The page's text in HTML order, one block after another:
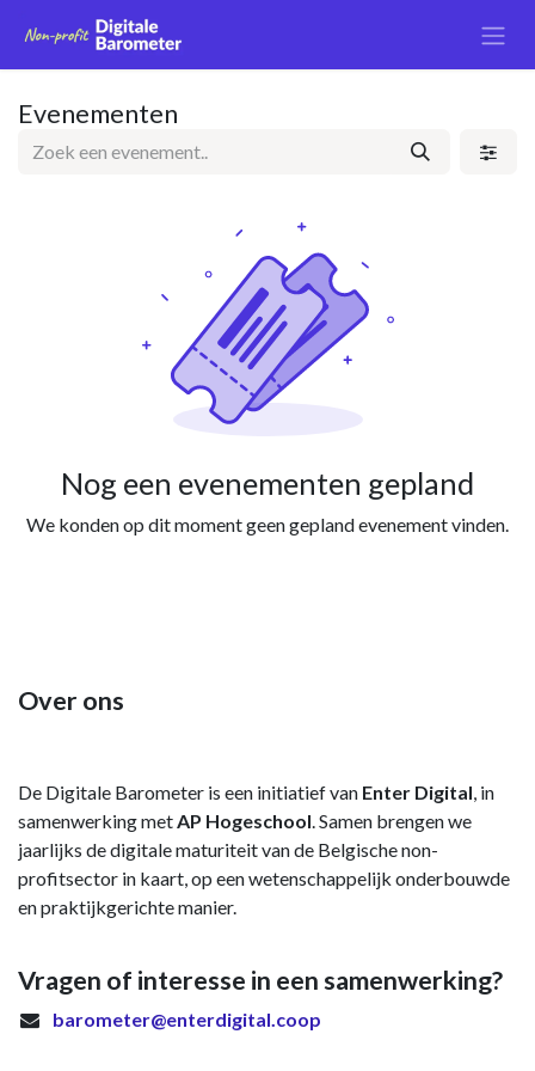
Evenementen
Nog een evenementen gepland
We konden op dit moment geen gepland evenement vinden.
Over ons
De Digitale Barometer is een initiatief van Enter Digital, in
samenwerking metAP Hogeschool. Samen brengen we
jaarlijks de digitale maturiteit van de Belgische non-
profitsector in kaart, op een wetenschappelijk onderbouwde
en praktijkgerichte manier.
Vragen of interesse in een samenwerking?
barometer@enterdigital.coop